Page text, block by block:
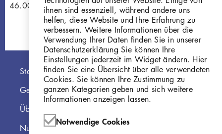
46.007
Hauptnavigation
Startseite
Georg Kolbe Museum
Über die Online Sammlung
Nutzungshinweise
ihnen sind essenziell, während andere uns
helfen, diese Website und Ihre Erfahrung zu
verbessern. Weitere Informationen über die
Verwendung Ihrer Daten finden Sie in unserer
Datenschutzerklärung Sie können Ihre
Einstellungen jederzeit im Widget ändern. Hier
finden Sie eine Übersicht über alle verwendeten
Cookies. Sie können Ihre Zustimmung zu
ganzen Kategorien geben und sich weitere
Informationen anzeigen lassen.
Notwendige Cookies